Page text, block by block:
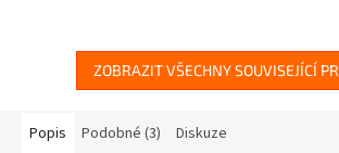
ZOBRAZIT VŠECHNY SOUVISEJÍCÍ
Popis Podobné (3) Diskuze